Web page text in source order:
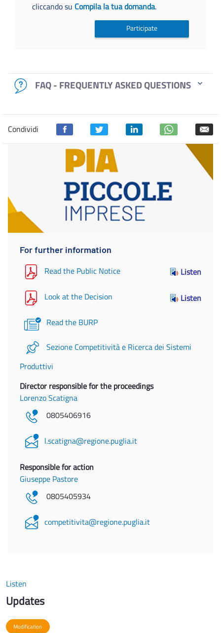
cliccando su Compila la tua domanda.
Participate
FAQ - FREQUENTLY ASKED QUESTIONS
Condividi
For further information
Read the Public Notice Listen
Look at the Decision Listen
Read the BURP
Sezione Competitività e Ricerca dei Sistemi
Produttivi
Director responsible for the proceedings
Lorenzo Scatigna
0805406916
l.scatigna@regione.puglia.it
Responsible for action
Giuseppe Pastore
0805405934
competitivita@regione.puglia.it
Listen
Updates
Modification